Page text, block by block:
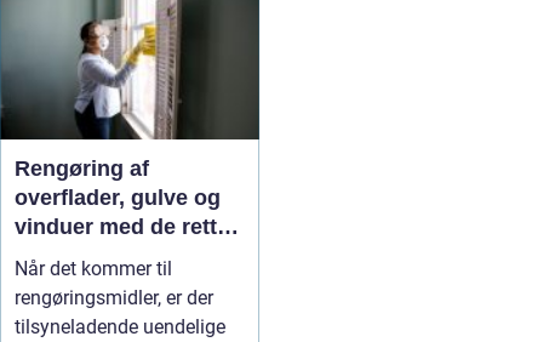
Rengøring af
overflader, gulve og
vinduer med de rette
midler
Når det kommer til
rengøringsmidler, er der
tilsyneladende uendelige